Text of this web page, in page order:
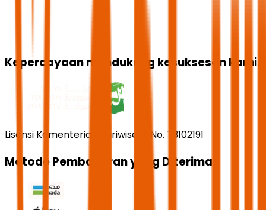
Kepercayaan mendukung kesuksesan kami.
Lisensi Kementerian Pariwisata No. 73102191
Metode Pembayaran yang Diterima